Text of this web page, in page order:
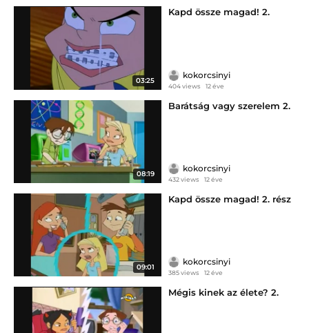
03:25
Kapd össze magad! 2.
kokorcsinyi
404 views 12 éve
08:19
Barátság vagy szerelem 2.
kokorcsinyi
432 views 12 éve
09:01
Kapd össze magad! 2. rész
kokorcsinyi
385 views 12 éve
Mégis kinek az élete? 2.